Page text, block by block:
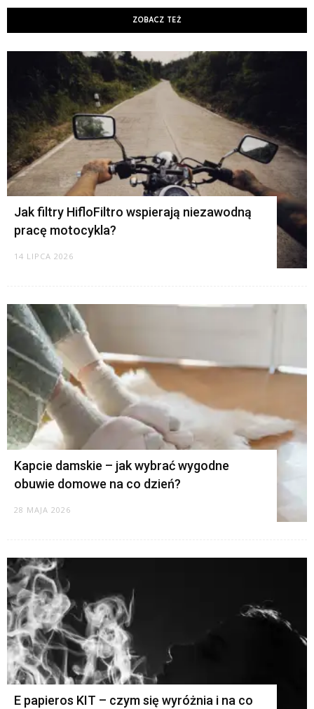
ZOBACZ TEŻ
Jak filtry HifloFiltro wspierają niezawodną
pracę motocykla?
14 LIPCA 2026
Kapcie damskie – jak wybrać wygodne
obuwie domowe na co dzień?
28 MAJA 2026
E papieros KIT – czym się wyróżnia i na co